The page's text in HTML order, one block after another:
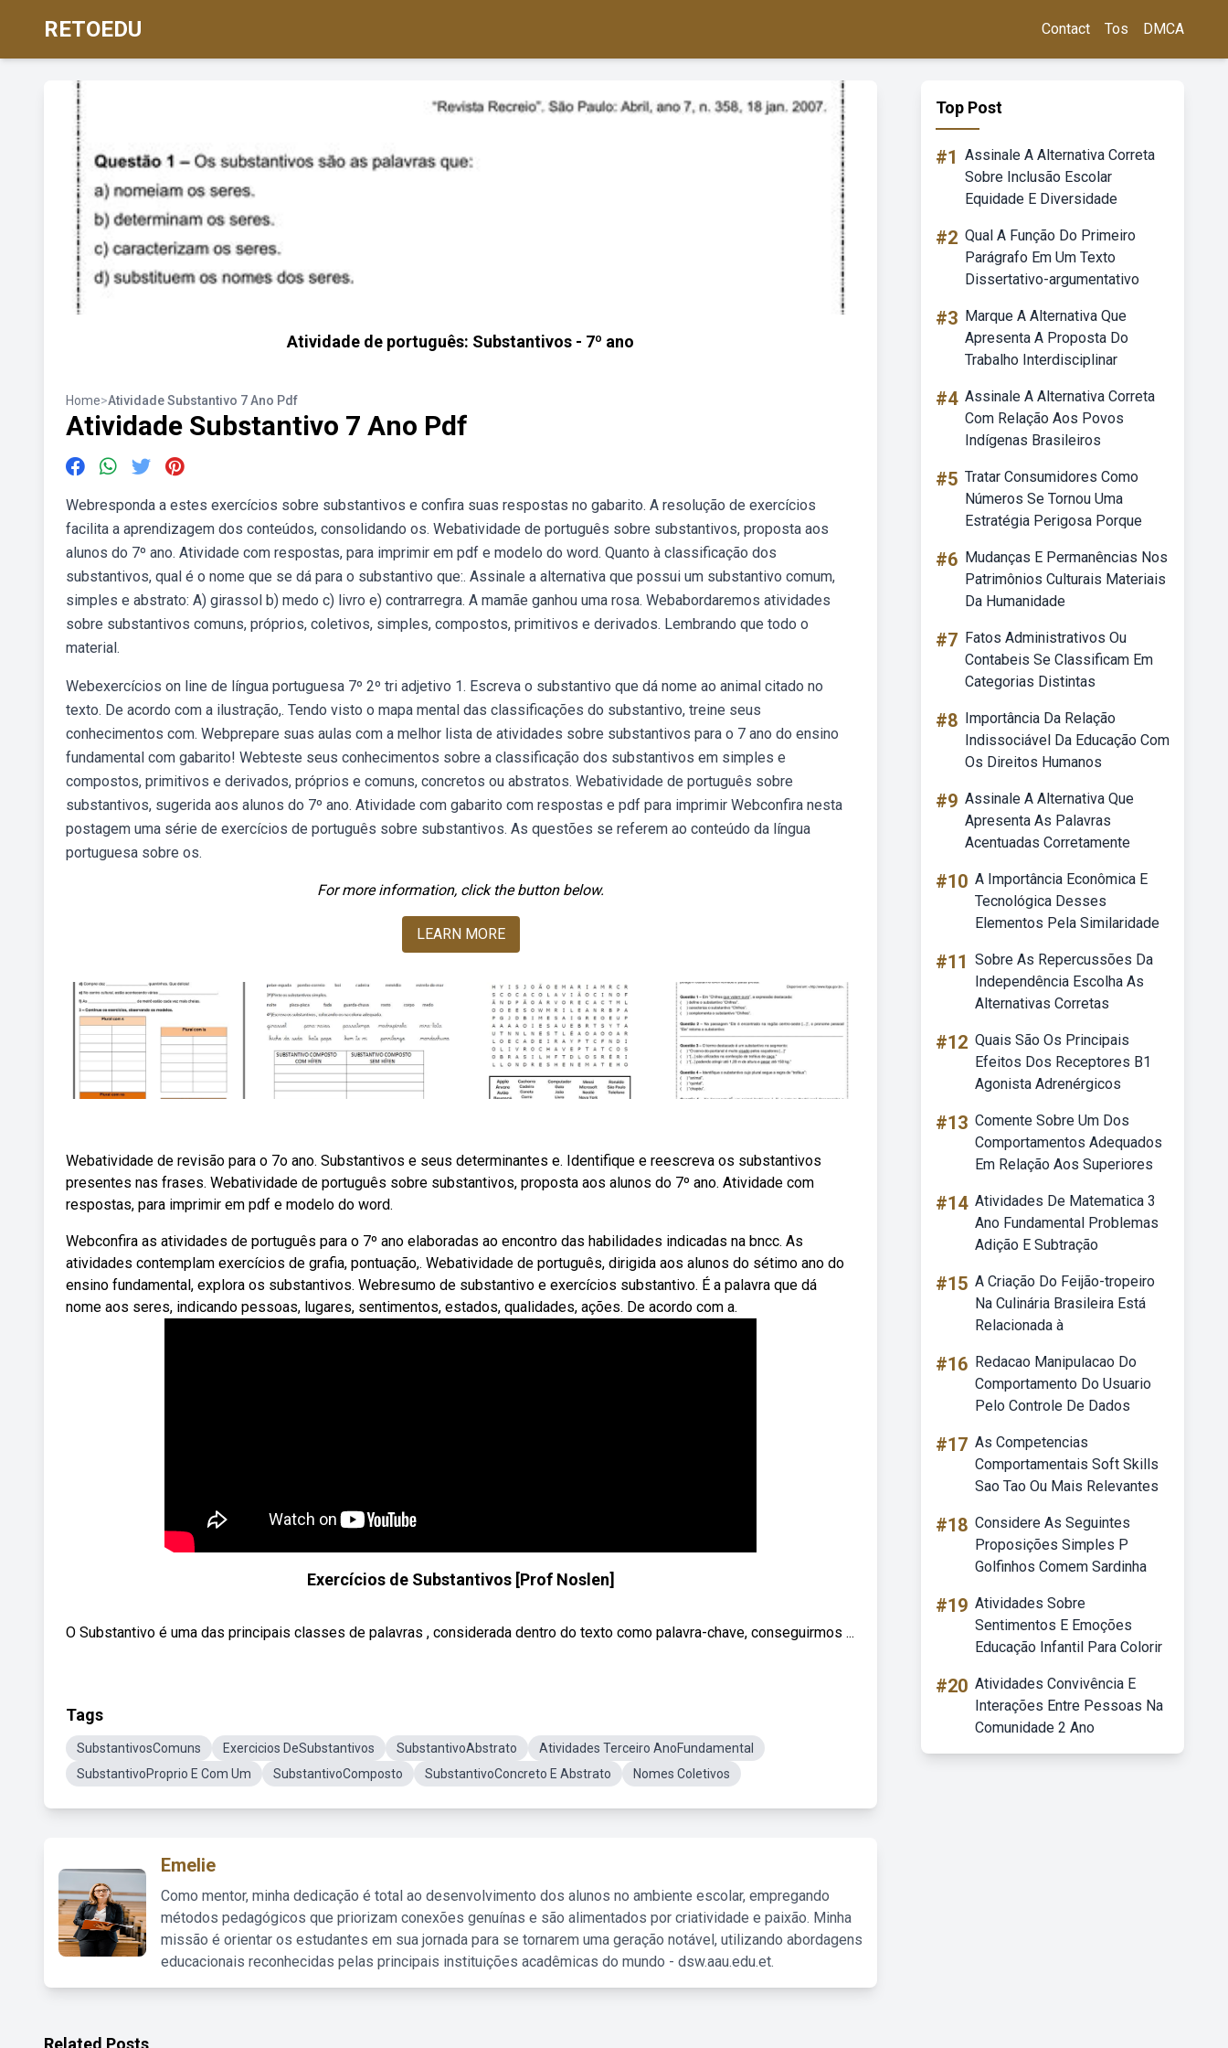
RETOEDU Contact Tos DMCA
Atividade de português: Substantivos - 7º ano
Home>Atividade Substantivo 7 Ano Pdf
Atividade Substantivo 7 Ano Pdf
Webresponda a estes exercícios sobre substantivos e confira suas respostas no gabarito. A resolução de exercícios
facilita a aprendizagem dos conteúdos, consolidando os. Webatividade de português sobre substantivos, proposta aos
alunos do 7º ano. Atividade com respostas, para imprimir em pdf e modelo do word. Quanto à classificação dos
substantivos, qual é o nome que se dá para o substantivo que:. Assinale a alternativa que possui um substantivo comum,
simples e abstrato: A) girassol b) medo c) livro e) contrarregra. A mamãe ganhou uma rosa. Webabordaremos atividades
sobre substantivos comuns, próprios, coletivos, simples, compostos, primitivos e derivados. Lembrando que todo o
material.
Webexercícios on line de língua portuguesa 7º 2º tri adjetivo 1. Escreva o substantivo que dá nome ao animal citado no
texto. De acordo com a ilustração,. Tendo visto o mapa mental das classificações do substantivo, treine seus
conhecimentos com. Webprepare suas aulas com a melhor lista de atividades sobre substantivos para o 7 ano do ensino
fundamental com gabarito! Webteste seus conhecimentos sobre a classificação dos substantivos em simples e
compostos, primitivos e derivados, próprios e comuns, concretos ou abstratos. Webatividade de português sobre
substantivos, sugerida aos alunos do 7º ano. Atividade com gabarito com respostas e pdf para imprimir Webconfira nesta
postagem uma série de exercícios de português sobre substantivos. As questões se referem ao conteúdo da língua
portuguesa sobre os.
For more information, click the button below.
LEARN MORE
Webatividade de revisão para o 7o ano. Substantivos e seus determinantes e. Identifique e reescreva os substantivos
presentes nas frases. Webatividade de português sobre substantivos, proposta aos alunos do 7º ano. Atividade com
respostas, para imprimir em pdf e modelo do word.
Webconfira as atividades de português para o 7º ano elaboradas ao encontro das habilidades indicadas na bncc. As
atividades contemplam exercícios de grafia, pontuação,. Webatividade de português, dirigida aos alunos do sétimo ano do
ensino fundamental, explora os substantivos. Webresumo de substantivo e exercícios substantivo. É a palavra que dá
nome aos seres, indicando pessoas, lugares, sentimentos, estados, qualidades, ações. De acordo com a.
Exercícios de Substantivos [Prof Noslen]
O Substantivo é uma das principais classes de palavras , considerada dentro do texto como palavra-chave, conseguirmos ...
Tags
SubstantivosComuns Exercicios DeSubstantivos SubstantivoAbstrato
Atividades Terceiro AnoFundamental
SubstantivoProprio E Com Um
SubstantivoComposto SubstantivoConcreto E Abstrato Nomes Coletivos
Emelie
Como mentor, minha dedicação é total ao desenvolvimento dos alunos no ambiente escolar, empregando
métodos pedagógicos que priorizam conexões genuínas e são alimentados por criatividade e paixão. Minha
missão é orientar os estudantes em sua jornada para se tornarem uma geração notável, utilizando abordagens
educacionais reconhecidas pelas principais instituições acadêmicas do mundo - dsw.aau.edu.et.
Top Post
#1 Assinale A Alternativa Correta
Sobre Inclusão Escolar
Equidade E Diversidade
#2 Qual A Função Do Primeiro
Parágrafo Em Um Texto
Dissertativo-argumentativo
#3 Marque A Alternativa Que
Apresenta A Proposta Do
Trabalho Interdisciplinar
#4 Assinale A Alternativa Correta
Com Relação Aos Povos
Indígenas Brasileiros
#5 Tratar Consumidores Como
Números Se Tornou Uma
Estratégia Perigosa Porque
#6 Mudanças E Permanências Nos
Patrimônios Culturais Materiais
Da Humanidade
#7 Fatos Administrativos Ou
Contabeis Se Classificam Em
Categorias Distintas
#8 Importância Da Relação
Indissociável Da Educação Com
Os Direitos Humanos
#9 Assinale A Alternativa Que
Apresenta As Palavras
Acentuadas Corretamente
#10 A Importância Econômica E
Tecnológica Desses
Elementos Pela Similaridade
#11 Sobre As Repercussões Da
Independência Escolha As
Alternativas Corretas
#12 Quais São Os Principais
Efeitos Dos Receptores B1
Agonista Adrenérgicos
#13 Comente Sobre Um Dos
Comportamentos Adequados
Em Relação Aos Superiores
#14 Atividades De Matematica 3
Ano Fundamental Problemas
Adição E Subtração
#15 A Criação Do Feijão-tropeiro
Na Culinária Brasileira Está
Relacionada à
#16 Redacao Manipulacao Do
Comportamento Do Usuario
Pelo Controle De Dados
#17 As Competencias
Comportamentais Soft Skills
Sao Tao Ou Mais Relevantes
#18 Considere As Seguintes
Proposições Simples P
Golfinhos Comem Sardinha
#19 Atividades Sobre
Sentimentos E Emoções
Educação Infantil Para Colorir
#20 Atividades Convivência E
Interações Entre Pessoas Na
Comunidade 2 Ano
Related Posts